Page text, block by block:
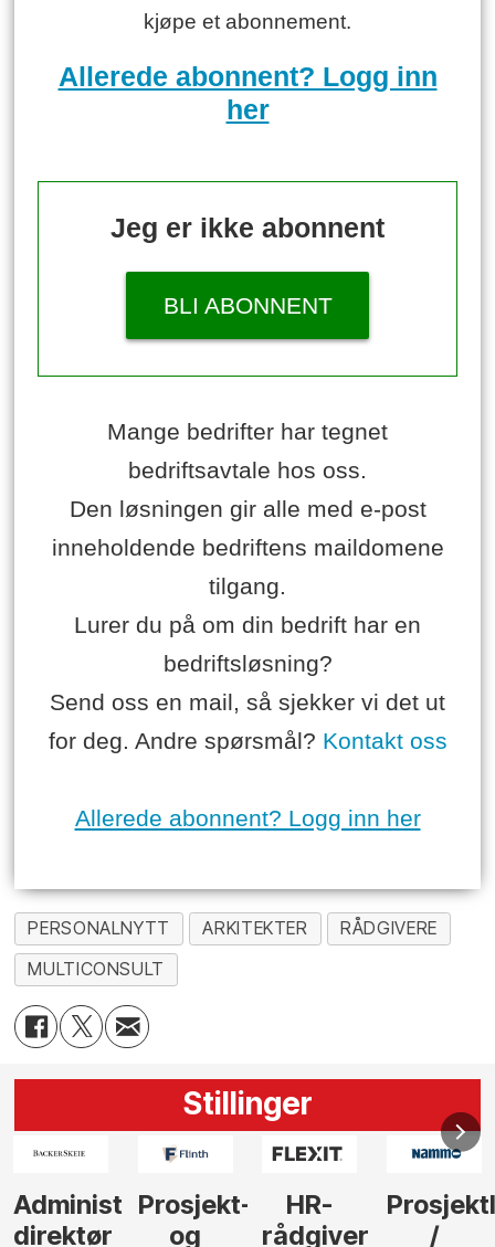
kjøpe et abonnement.
Allerede abonnent? Logg inn
her
Jeg er ikke abonnent
BLI ABONNENT
Mange bedrifter har tegnet
bedriftsavtale hos oss.
Den løsningen gir alle med e-post
inneholdende bedriftens maildomene
tilgang.
Lurer du på om din bedrift har en
bedriftsløsning?
Send oss en mail, så sjekker vi det ut
for deg. Andre spørsmål? Kontakt oss
Allerede abonnent? Logg inn her
PERSONALNYTT ARKITEKTER
RÅDGIVERE
MULTICONSULT
Stillinger
HR-
rådgiver
Prosjektleder
/
Vi
behøver
Anlegg
søker